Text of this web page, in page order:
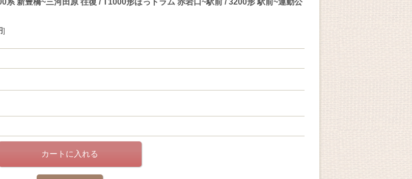
新豊橋~三河田原 往復 / T1000形ほっトラム 赤岩口~駅前 / 3200形 駅前~運動公
]